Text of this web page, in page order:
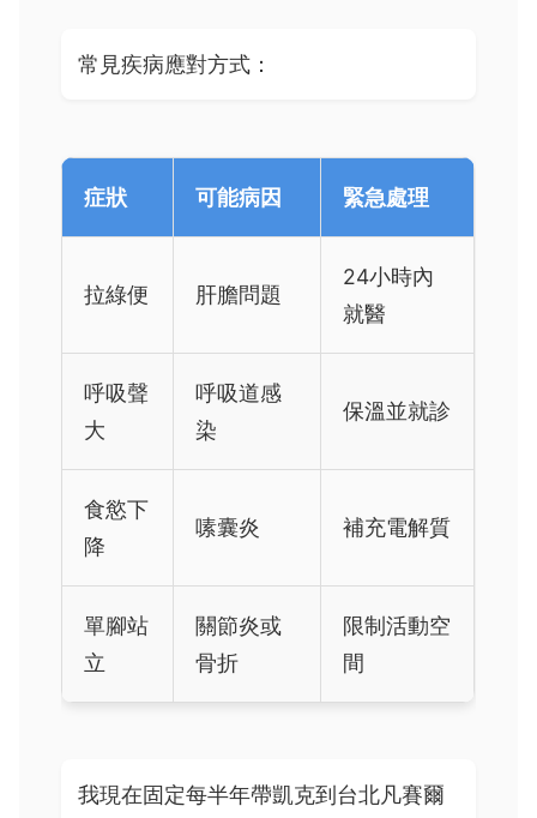
常見疾病應對方式：
症狀 可能病因 緊急處理
拉綠便 肝膽問題
24小時內
就醫
呼吸聲
大
呼吸道感
染
保溫並就診
食慾下
降
嗉囊炎 補充電解質
單腳站
立
關節炎或
骨折
限制活動空
間
我現在固定每半年帶凱克到台北凡賽爾